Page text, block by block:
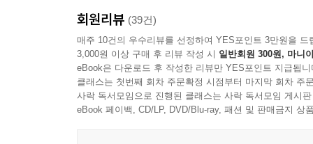
--- p.257
환자 A는 잘 지내지 못했다. 사실 모렐은 점점 짧
다. 그즈음 독재자는 새로운 벙커의 창문 없는 침
누워 있을 때가 많았다. 머리 위에는 손으로 길이
급 보고서가 어지럽게 널려 있었다.
나치 독일과 마약의 관계를 생생하게 그려내다
나치 독일 시대의 마약 사용에 대해서는 학술 영
때로는 열정 넘치는 아마추어가 전문가들이 생
우연히 나치들이 약물이 절어 있었다는 이야
보관소에서 자료를 수집·분석해 이 책을 썼다. 그
회원리뷰 (39건)
매주 10건의 우수리뷰를 선정하여 YES포인트 3만원을 드
3,000원 이상 구매 후 리뷰 작성 시 일반회원 300원, 마니
eBook은 다운로드 후 작성한 리뷰만 YES포인트 지급됩니
클래스는 첫번째 회차 주문확정 시점부터 마지막 회차 주
사락 독서모임으로 진행된 클래스는 사락 독서모임 게시
eBook 페이백, CD/LP, DVD/Blu-ray, 패션 및 판매금지 상